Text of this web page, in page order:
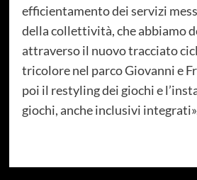
efficientamento dei servizi
della collettività, che abbiamo
attraverso il nuovo tracciato
tricolore nel parco Giovanni e
poi il restyling dei giochi e
giochi, anche inclusivi